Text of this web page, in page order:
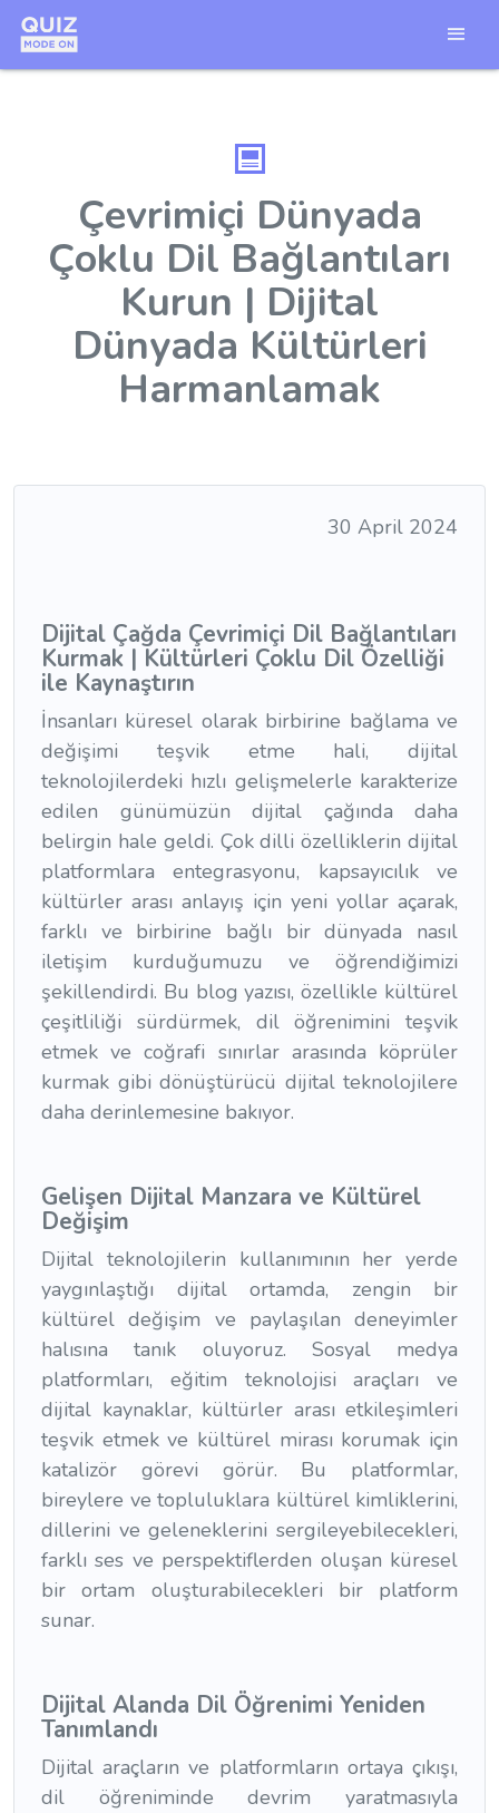
Çevrimiçi Dünyada
Çoklu Dil Bağlantıları
Kurun | Dijital
Dünyada Kültürleri
Harmanlamak
30 April 2024
Dijital Çağda Çevrimiçi Dil Bağlantıları
Kurmak | Kültürleri Çoklu Dil Özelliği
ile Kaynaştırın
İnsanları küresel olarak birbirine bağlama ve
değişimi teşvik etme hali, dijital
teknolojilerdeki hızlı gelişmelerle karakterize
edilen günümüzün dijital çağında daha
belirgin hale geldi. Çok dilli özelliklerin dijital
platformlara entegrasyonu, kapsayıcılık ve
kültürler arası anlayış için yeni yollar açarak,
farklı ve birbirine bağlı bir dünyada nasıl
iletişim kurduğumuzu ve öğrendiğimizi
şekillendirdi. Bu blog yazısı, özellikle kültürel
çeşitliliği sürdürmek, dil öğrenimini teşvik
etmek ve coğrafi sınırlar arasında köprüler
kurmak gibi dönüştürücü dijital teknolojilere
daha derinlemesine bakıyor.
Gelişen Dijital Manzara ve Kültürel
Değişim
Dijital teknolojilerin kullanımının her yerde
yaygınlaştığı dijital ortamda, zengin bir
kültürel değişim ve paylaşılan deneyimler
halısına tanık oluyoruz. Sosyal medya
platformları, eğitim teknolojisi araçları ve
dijital kaynaklar, kültürler arası etkileşimleri
teşvik etmek ve kültürel mirası korumak için
katalizör görevi görür. Bu platformlar,
bireylere ve topluluklara kültürel kimliklerini,
dillerini ve geleneklerini sergileyebilecekleri,
farklı ses ve perspektiflerden oluşan küresel
bir ortam oluşturabilecekleri bir platform
sunar.
Dijital Alanda Dil Öğrenimi Yeniden
Tanımlandı
Dijital araçların ve platformların ortaya çıkışı,
dil öğreniminde devrim yaratmasıyla